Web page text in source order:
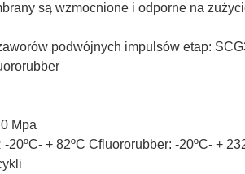
są wzmocnione i odporne na
podwójnych impulsów etap:
Mpa
20ºC- + 82ºC Cfluororubber: -20ºC- +